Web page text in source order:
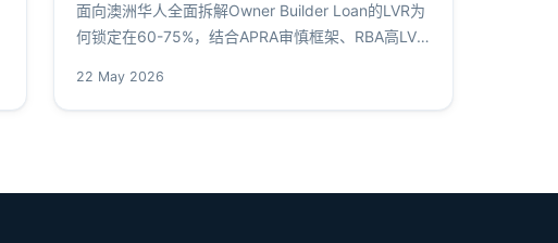
面向澳洲华人全面拆解Owner Builder Loan的LVR为
何锁定在60-75%，结合APRA审慎框架、RBA高LVR
分野及成本超支缓冲。
22 May 2026